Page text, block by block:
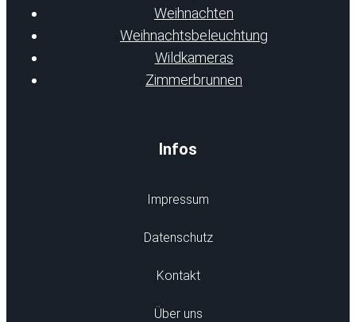
Weihnachten
Weihnachtsbeleuchtung
Wildkameras
Zimmerbrunnen
Infos
Impressum
Datenschutz
Kontakt
Über uns